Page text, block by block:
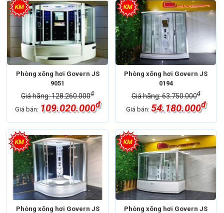
Phòng xông hơi Govern JS
9051
Giá hãng: 128.260.000đ
Giá bán: 109.020.000đ
Phòng xông hơi Govern JS
0194
Giá hãng: 63.750.000đ
Giá bán: 54.180.000đ
Phòng xông hơi Govern JS
Phòng xông hơi Govern JS